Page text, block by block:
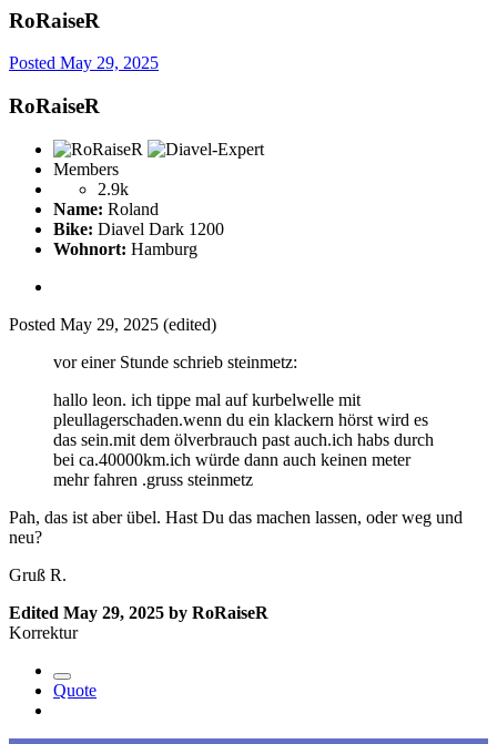
RoRaiseR
Posted May 29, 2025
RoRaiseR
Members
2.9k
Name: Roland
Bike: Diavel Dark 1200
Wohnort: Hamburg
Posted May 29, 2025 (edited)
vor einer Stunde schrieb steinmetz:
hallo leon. ich tippe mal auf kurbelwelle mit
pleullagerschaden.wenn du ein klackern hörst wird es
das sein.mit dem ölverbrauch past auch.ich habs durch
bei ca.40000km.ich würde dann auch keinen meter
mehr fahren .gruss steinmetz
Pah, das ist aber übel. Hast Du das machen lassen, oder weg und
neu?
Gruß R.
Edited May 29, 2025 by RoRaiseR
Korrektur
Quote